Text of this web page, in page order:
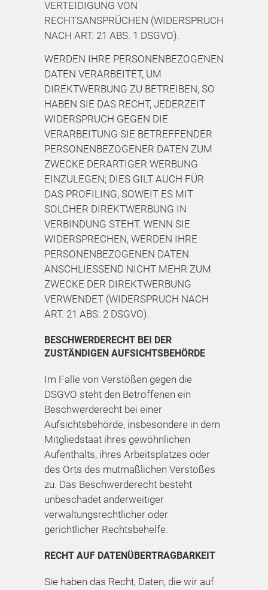
VERTEIDIGUNG VON
RECHTSANSPRÜCHEN (WIDERSPRUCH
NACH ART. 21 ABS. 1 DSGVO).
WERDEN IHRE PERSONENBEZOGENEN
DATEN VERARBEITET, UM
DIREKTWERBUNG ZU BETREIBEN, SO
HABEN SIE DAS RECHT, JEDERZEIT
WIDERSPRUCH GEGEN DIE
VERARBEITUNG SIE BETREFFENDER
PERSONENBEZOGENER DATEN ZUM
ZWECKE DERARTIGER WERBUNG
EINZULEGEN; DIES GILT AUCH FÜR
DAS PROFILING, SOWEIT ES MIT
SOLCHER DIREKTWERBUNG IN
VERBINDUNG STEHT. WENN SIE
WIDERSPRECHEN, WERDEN IHRE
PERSONENBEZOGENEN DATEN
ANSCHLIESSEND NICHT MEHR ZUM
ZWECKE DER DIREKTWERBUNG
VERWENDET (WIDERSPRUCH NACH
ART. 21 ABS. 2 DSGVO).
BESCHWERDE­RECHT BEI DER
ZUSTÄNDIGEN AUFSICHTS­BEHÖRDE
Im Falle von Verstößen gegen die
DSGVO steht den Betroffenen ein
Beschwerderecht bei einer
Aufsichtsbehörde, insbesondere in dem
Mitgliedstaat ihres gewöhnlichen
Aufenthalts, ihres Arbeitsplatzes oder
des Orts des mutmaßlichen Verstoßes
zu. Das Beschwerderecht besteht
unbeschadet anderweitiger
verwaltungsrechtlicher oder
gerichtlicher Rechtsbehelfe.
RECHT AUF DATEN­ÜBERTRAG­BARKEIT
Sie haben das Recht, Daten, die wir auf